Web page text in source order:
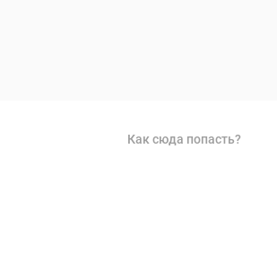
Как сюда попасть?